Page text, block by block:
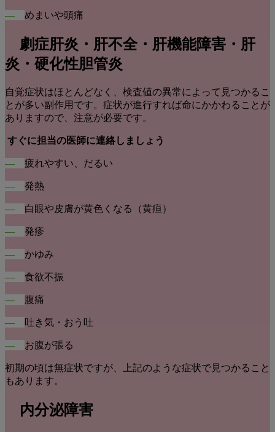
― めまいや頭痛
劇症肝炎・肝不全・肝機能障害・肝
炎・硬化性胆管炎
自覚症状はほとんどなく、検査値の異常によって見つかるこ
とが多い副作用です。症状が進行すれば命にかかわることが
ありますので、注意が必要です。
すぐに担当の医師に連絡しましょう
― 疲れやすい、だるい
― 発熱
― 白眼や皮膚が黄色くなる（黄疸）
― 発疹
― かゆみ
― 食欲不振
― 腹痛
― 吐き気・おう吐
― お腹が張る
初期の頃は無症状ですが、上記のような症状で見つかること
もあります。
内分泌障害